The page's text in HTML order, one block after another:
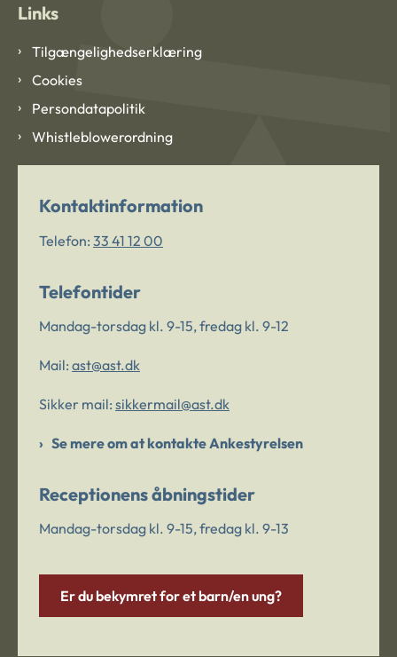
Links
Tilgængelighedserklæring
Cookies
Persondatapolitik
Whistleblowerordning
Kontaktinformation
Telefon: 33 41 12 00
Telefontider
Mandag-torsdag kl. 9-15, fredag kl. 9-12
Mail: ast@ast.dk
Sikker mail: sikkermail@ast.dk
Se mere om at kontakte Ankestyrelsen
Receptionens åbningstider
Mandag-torsdag kl. 9-15, fredag kl. 9-13
Er du bekymret for et barn/en ung?